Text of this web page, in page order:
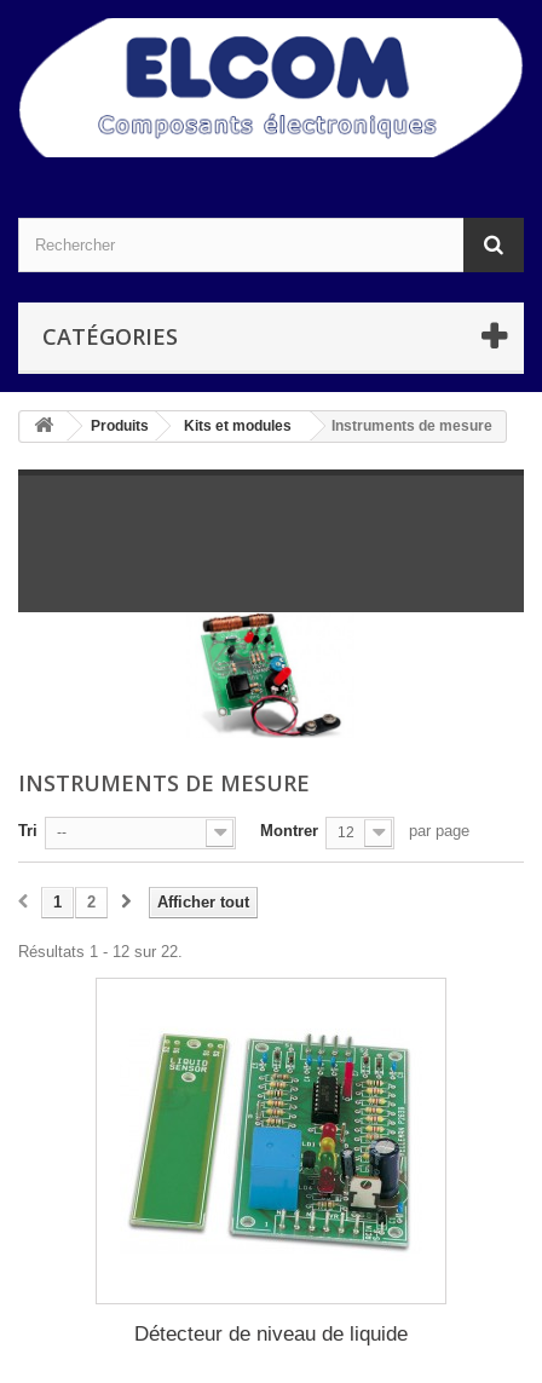
CATÉGORIES
Produits Kits et modules Instruments de mesure
INSTRUMENTS DE MESURE
Tri -- Montrer 12 par page
Afficher tout
1 2
Résultats 1 - 12 sur 22.
Détecteur de niveau de liquide